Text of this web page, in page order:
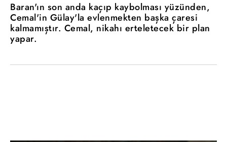
Baran'ın son anda kaçıp kaybolması yüzünden,
Cemal'in Gülay'la evlenmekten başka çaresi
kalmamıştır. Cemal, nikahı erteletecek bir plan
yapar.